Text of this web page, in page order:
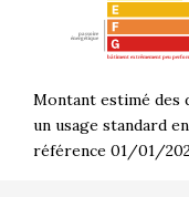
Montant estimé des
un usage standard
référence 01/01/